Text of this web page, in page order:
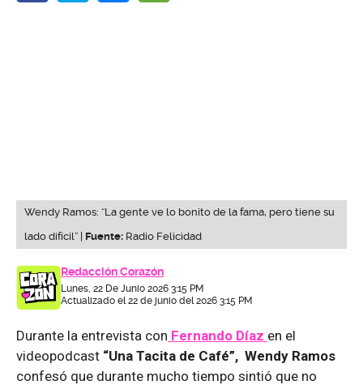
Wendy Ramos: “La gente ve lo bonito de la fama, pero tiene su
lado difícil” | Fuente: Radio Felicidad
Redacción Corazón
Lunes, 22 De Junio 2026 3:15 PM
Actualizado el 22 de junio del 2026 3:15 PM
Durante la entrevista con Fernando Díaz en el
videopodcast “Una Tacita de Café”, Wendy Ramos
confesó que durante mucho tiempo sintió que no